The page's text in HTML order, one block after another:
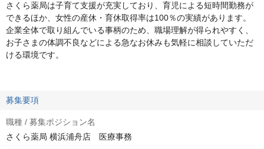
さくら薬局は子育て支援が充実しており、育児による短時間勤務が
できるほか、女性の産休・育休取得率は100％の実績があります。
企業全体で取り組んでいる事柄のため、職場理解が得られやすく、
お子さまの体調不良などによる急なお休みも気軽に相談していただ
ける環境です。
募集要項
職種 / 募集ポジション名
さくら薬局 横浜浦舟店 医療事務